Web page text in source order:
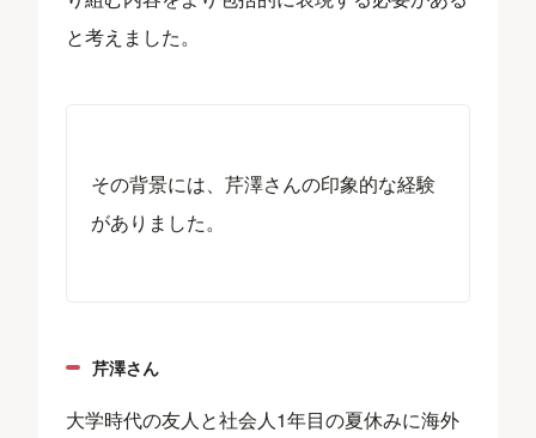
と考えました。
その背景には、芹澤さんの印象的な経験
がありました。
芹澤さん
大学時代の友人と社会人1年目の夏休みに海外